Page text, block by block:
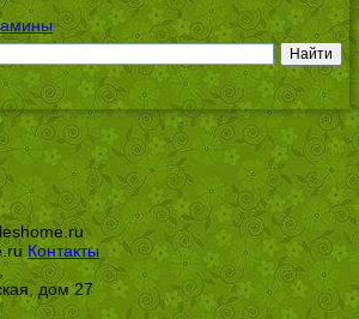
Контакты
дом 27